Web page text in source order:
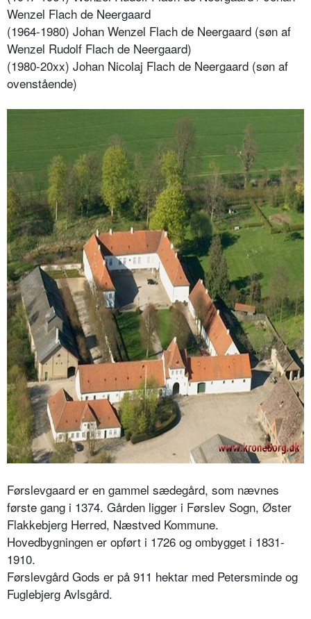
Wenzel Flach de Neergaard
(1964-1980) Johan Wenzel Flach de Neergaard (søn af
Wenzel Rudolf Flach de Neergaard)
(1980-20xx) Johan Nicolaj Flach de Neergaard (søn af
ovenstående)
Førslevgaard er en gammel sædegård, som nævnes
første gang i 1374. Gården ligger i Førslev Sogn, Øster
Flakkebjerg Herred, Næstved Kommune.
Hovedbygningen er opført i 1726 og ombygget i 1831-
1910.
Førslevgård Gods er på 911 hektar med Petersminde og
Fuglebjerg Avlsgård.